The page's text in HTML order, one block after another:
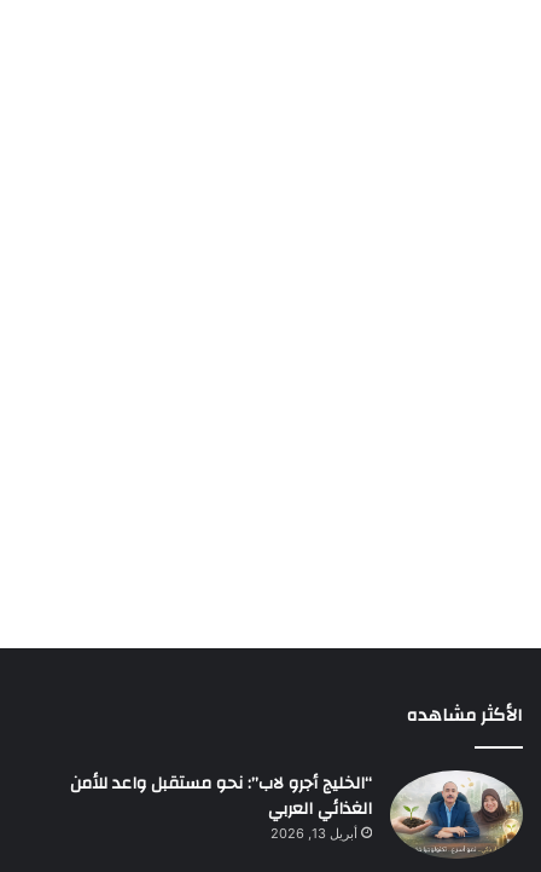
الأكثر مشاهده
“الخليج أجرو لاب”: نحو مستقبل واعد للأمن
الغذائي العربي
أبريل 13, 2026